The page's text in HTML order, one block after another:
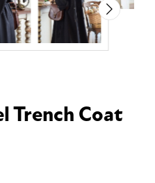
Trench Coat